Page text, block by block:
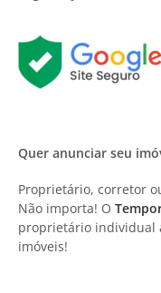
Quer anunciar seu
Proprietário, corretor
Não importa! O
proprietário individual
imóveis!